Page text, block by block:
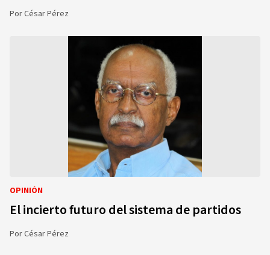
PorCésar Pérez
OPINIÓN
El incierto futuro del sistema de partidos
PorCésar Pérez